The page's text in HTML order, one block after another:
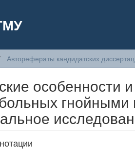
Авторефераты кандидатских
особенности